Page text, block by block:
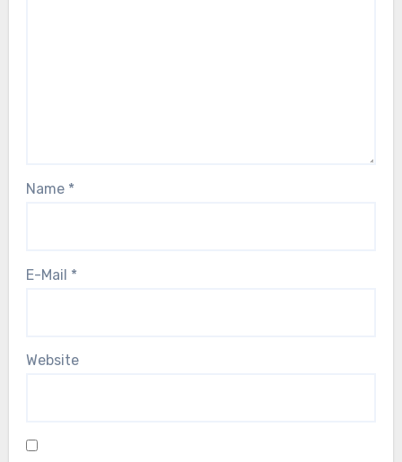
Name *
E-Mail *
Website